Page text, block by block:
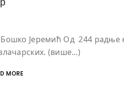
Јеремић Oд 244 радње
(више…)
MORE